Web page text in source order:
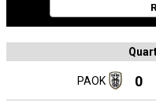
PAOK 0